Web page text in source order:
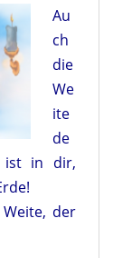
Au
ch
die
We
ite
de
ist in dir,
der